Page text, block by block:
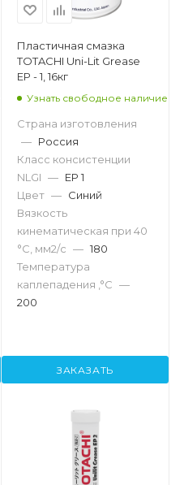
Пластичная смазка
TOTACHI Uni-Lit Grease
EP - 1, 16кг
Узнать свободное наличие
Страна изготовления
— Россия
Класс консистенции
NLGI — EP 1
Цвет — Синий
Вязкость
кинематическая при 40
°С, мм2/с — 180
Температура
каплепадения ,°C —
200
ЗАКАЗАТЬ